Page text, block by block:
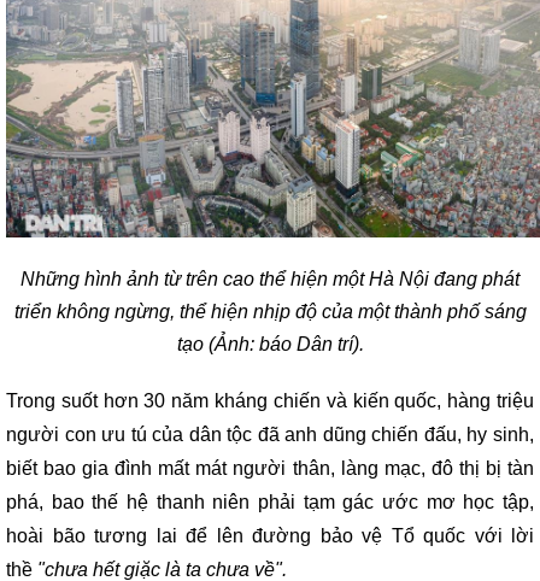
Những hình ảnh từ trên cao thể hiện một Hà Nội đang phát
triển không ngừng, thể hiện nhịp độ của một thành phố sáng
tạo (Ảnh: báo Dân trí).
Trong suốt hơn 30 năm kháng chiến và kiến quốc, hàng triệu
người con ưu tú của dân tộc đã anh dũng chiến đấu, hy sinh,
biết bao gia đình mất mát người thân, làng mạc, đô thị bị tàn
phá, bao thế hệ thanh niên phải tạm gác ước mơ học tập,
hoài bão tương lai để lên đường bảo vệ Tổ quốc với lời
thề "chưa hết giặc là ta chưa về".